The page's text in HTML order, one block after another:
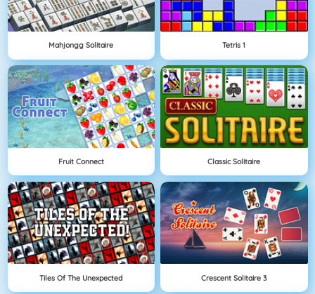
Mahjongg Solitaire Tetris 1
Fruit Connect Classic Solitaire
Tiles Of The Unexpected Crescent Solitaire 3